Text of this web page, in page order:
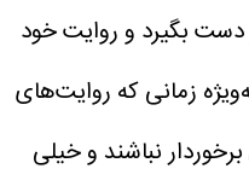
دست بگیرد و روایت خود
زمانی که روایت‌های
نباشند و خیلی